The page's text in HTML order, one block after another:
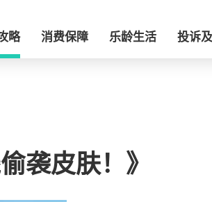
略 消费保障 乐龄生活 投诉
袭皮肤！》